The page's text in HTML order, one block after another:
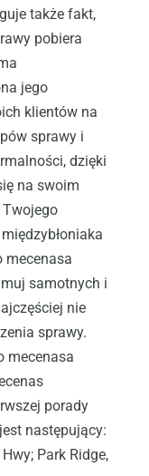
także fakt,
pobiera
jego
klientów na
sprawy i
dzięki
na swoim
Twojego
mecenasa
samotnych i
nie
sprawy.
mecenasa
porady
następujący:
Park Ridge,